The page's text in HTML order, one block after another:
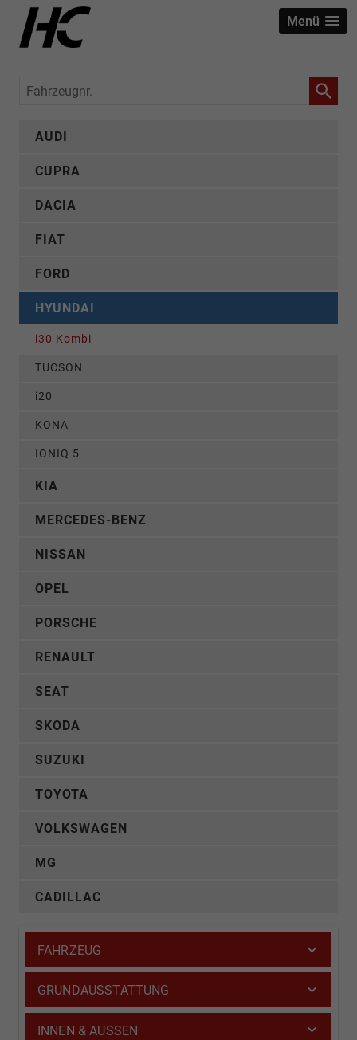
Menü
Fahrzeugnr.
AUDI
CUPRA
DACIA
FIAT
FORD
HYUNDAI
i30 Kombi
TUCSON
i20
KONA
IONIQ 5
KIA
MERCEDES-BENZ
NISSAN
OPEL
PORSCHE
RENAULT
SEAT
SKODA
SUZUKI
TOYOTA
VOLKSWAGEN
MG
CADILLAC
FAHRZEUG
GRUNDAUSSTATTUNG
INNEN & AUSSEN